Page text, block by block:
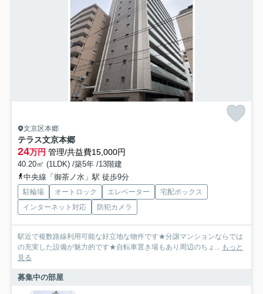
文京区本郷
テラス文京本郷
24万円 管理/共益費15,000円
40.20㎡ (1LDK) /築5年 /13階建
中央線「御茶ノ水」駅 徒歩9分
駐輪場 オートロック エレベーター
宅配ボックス
インターネット対応
防犯カメラ
駅近で複数路線利用可能な好立地な物件です★分譲マンションならでは
の充実した設備が魅力的です★自転車置き場もあり周辺のちょ... もっと
見る
募集中の部屋